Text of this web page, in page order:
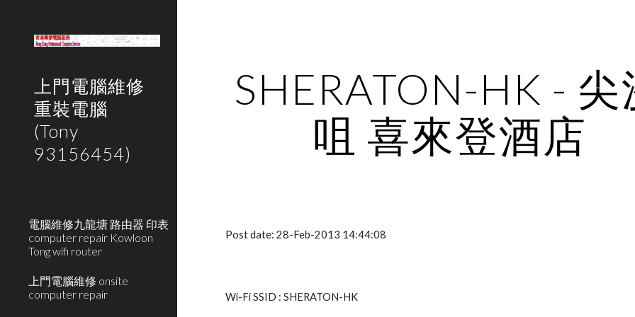
上門電腦維修
重裝電腦
(Tony
93156454)
電腦維修九龍塘 路由器 印表
computer repair Kowloon
Tong wifi router
上門電腦維修 onsite
computer repair
SHERATON-HK - 尖
咀 喜來登酒店
Post date: 28-Feb-2013 14:44:08
Wi-Fi SSID : SHERATON-HK